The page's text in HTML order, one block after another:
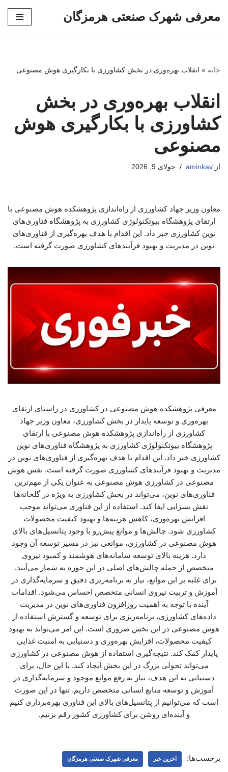
معرفی شهرک صنعتی هرمزگان
خانه » انقلاب بهره‌وری در بخش کشاورزی با بکارگیری هوش مصنوعی
انقلاب بهره‌وری در بخش
کشاورزی با بکارگیری هوش
مصنوعی
از aminkav جولای 9, 2026
معاون وزیر جهاد کشاورزی از راه‌اندازی پژوهشکده هوش مصنوعی با
ارتقای پژوهشگاه بیوتکنولوژی کشاورزی به پژوهشگاه فناوری‌های
نوین کشاورزی خبر داد. این اقدام با هدف بهره‌گیری از فناوری‌های
نوین در مدیریت و بهبود فرآیندهای کشاورزی صورت گرفته است.
معرفی پژوهشکده هوش مصنوعی در کشاورزی در راستای ارتقای
بهره‌وری و توسعه پایدار در بخش کشاورزی، معاون وزیر جهاد
کشاورزی از راه‌اندازی پژوهشکده هوش مصنوعی با ارتقای
پژوهشگاه بیوتکنولوژی کشاورزی به پژوهشگاه فناوری‌های نوین
کشاورزی خبر داد. این اقدام با هدف بهره‌گیری از فناوری‌های نوین در
مدیریت و بهبود فرآیندهای کشاورزی صورت گرفته است. نقش هوش
مصنوعی در کشاورزی هوش مصنوعی به عنوان یکی از مهم‌ترین
فناوری‌های نوین، می‌تواند در بخش کشاورزی به ویژه در گلخانه‌ها
نقش بسزایی ایفا کند. استفاده از این فناوری می‌تواند موجب
افزایش بهره‌وری، کاهش هزینه‌ها و بهبود کیفیت محصولات
کشاورزی شود. چالش‌ها و موانع پیش‌رو با وجود پتانسیل‌های بالای
هوش مصنوعی در کشاورزی، موانعی نیز در مسیر توسعه آن وجود
دارد. هزینه بالای توسعه سامانه‌های هوشمند و کمبود نیروی
متخصص از جمله چالش‌های اصلی در این حوزه به شمار می‌آیند.
برای غلبه بر این موانع، نیاز به برنامه‌ریزی دقیق و سرمایه‌گذاری در
آموزش و تربیت نیروی انسانی متخصص احساس می‌شود. اقدامات
آینده با توجه به اهمیت روزافزون فناوری‌های نوین در مدیریت
داده‌های کشاورزی، برنامه‌ریزی برای توسعه و گسترش استفاده از
هوش مصنوعی در این بخش ضروری است. این امر می‌تواند به بهبود
کیفیت محصولات، افزایش بهره‌وری و دستیابی به امنیت غذایی
پایدار کمک کند. نتیجه‌گیری استفاده از هوش مصنوعی در کشاورزی
می‌تواند تحولی بزرگ در این بخش ایجاد کند. با این حال، برای
دستیابی به این هدف، نیاز به رفع موانع موجود و سرمایه‌گذاری در
آموزش و توسعه منابع انسانی متخصص داریم. تنها در این صورت
است که می‌توانیم از پتانسیل‌های بالای این فناوری بهره‌برداری کنیم
و آینده‌ای روشن برای کشاورزی کشور رقم بزنیم.
برچسب‌ها: اخرین خبر معرفی شهرک صنعتی هرمزگان